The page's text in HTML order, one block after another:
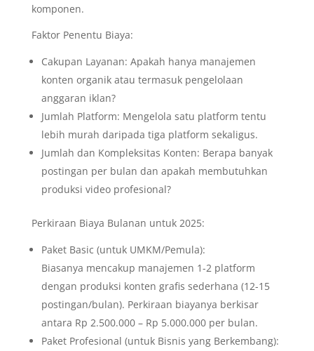
komponen.
Faktor Penentu Biaya:
Cakupan Layanan: Apakah hanya manajemen
konten organik atau termasuk pengelolaan
anggaran iklan?
Jumlah Platform: Mengelola satu platform tentu
lebih murah daripada tiga platform sekaligus.
Jumlah dan Kompleksitas Konten: Berapa banyak
postingan per bulan dan apakah membutuhkan
produksi video profesional?
Perkiraan Biaya Bulanan untuk 2025:
Paket Basic (untuk UMKM/Pemula):
Biasanya mencakup manajemen 1-2 platform
dengan produksi konten grafis sederhana (12-15
postingan/bulan). Perkiraan biayanya berkisar
antara Rp 2.500.000 – Rp 5.000.000 per bulan.
Paket Profesional (untuk Bisnis yang Berkembang):